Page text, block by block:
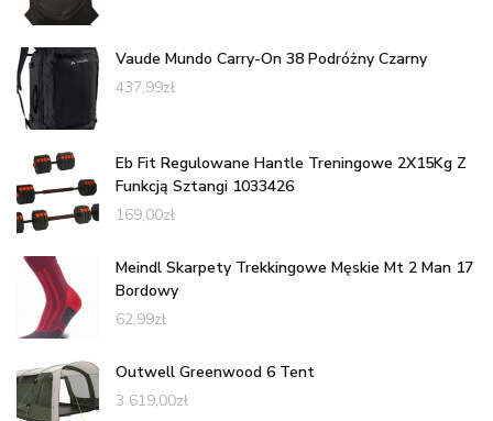
Vaude Mundo Carry-On 38 Podróżny Czarny
437,99zł
Eb Fit Regulowane Hantle Treningowe 2X15Kg Z
Funkcją Sztangi 1033426
169,00zł
Meindl Skarpety Trekkingowe Męskie Mt 2 Man 17
Bordowy
62,99zł
Outwell Greenwood 6 Tent
3 619,00zł